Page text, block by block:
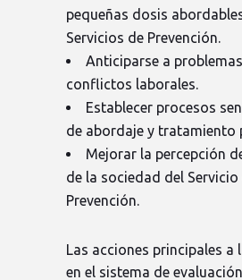
pequeñas dosis
Servicios de Prevención.
Anticiparse a
conflictos laborales.
Establecer procesos
de abordaje y tratamiento
Mejorar la percepción
de la sociedad del Servicio
Prevención.
Las acciones principales a
en el sistema de